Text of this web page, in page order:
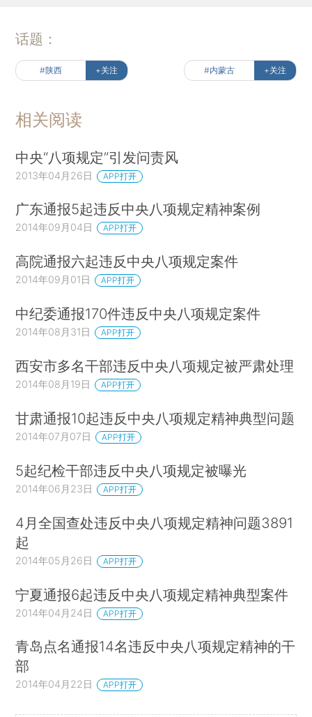
话题：
#陕西 +关注 #内蒙古 +关注
相关阅读
中央“八项规定”引发问责风
2013年04月26日 APP打开
广东通报5起违反中央八项规定精神案例
2014年09月04日 APP打开
高院通报六起违反中央八项规定案件
2014年09月01日 APP打开
中纪委通报170件违反中央八项规定案件
2014年08月31日 APP打开
西安市多名干部违反中央八项规定被严肃处理
2014年08月19日 APP打开
甘肃通报10起违反中央八项规定精神典型问题
2014年07月07日 APP打开
5起纪检干部违反中央八项规定被曝光
2014年06月23日 APP打开
4月全国查处违反中央八项规定精神问题3891
起
2014年05月26日 APP打开
宁夏通报6起违反中央八项规定精神典型案件
2014年04月24日 APP打开
青岛点名通报14名违反中央八项规定精神的干
部
2014年04月22日 APP打开